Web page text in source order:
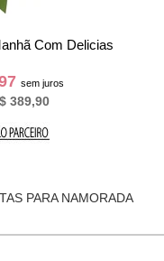
Com Delicias
sem juros
389,90
PARA NAMORADA